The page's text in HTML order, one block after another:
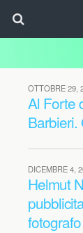
OTTOBRE 29,
Al Forte
Barbieri.
DICEMBRE 4,
Helmut